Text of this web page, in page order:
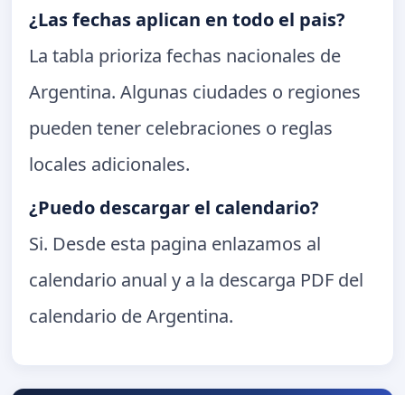
¿Las fechas aplican en todo el pais?
La tabla prioriza fechas nacionales de
Argentina. Algunas ciudades o regiones
pueden tener celebraciones o reglas
locales adicionales.
¿Puedo descargar el calendario?
Si. Desde esta pagina enlazamos al
calendario anual y a la descarga PDF del
calendario de Argentina.